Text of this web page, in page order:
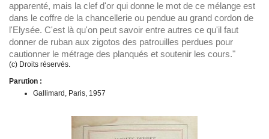
apparenté, mais la clef d'or qui donne le mot de ce mélange est
dans le coffre de la chancellerie ou pendue au grand cordon de
l'Elysée. C'est là qu'on peut savoir entre autres ce qu'il faut
donner de ruban aux zigotos des patrouilles perdues pour
cautionner le métrage des planqués et soutenir les cours."
(c) Droits réservés.
Parution :
Gallimard, Paris, 1957